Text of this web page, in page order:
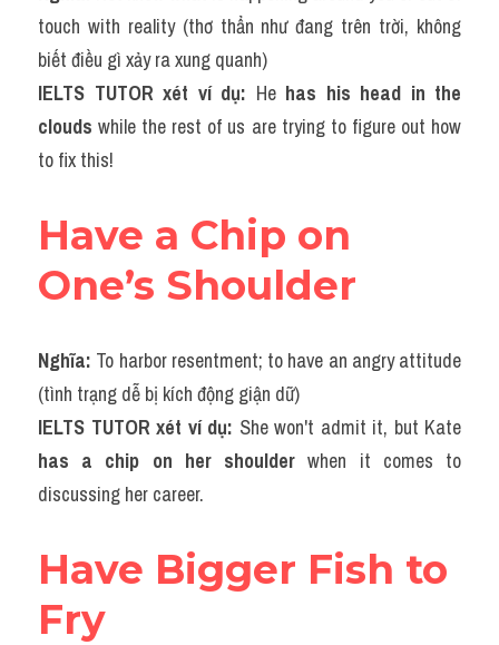
touch with reality (thơ thẩn như đang trên trời, không
biết điều gì xảy ra xung quanh)
IELTS TUTOR xét ví dụ: He has his head in the
clouds while the rest of us are trying to figure out how
to fix this!
Have a Chip on
One’s Shoulder
Nghĩa: To harbor resentment; to have an angry attitude
(tình trạng dễ bị kích động giận dữ)
IELTS TUTOR xét ví dụ:
has a chip on her shoulder when it comes to
discussing her career.
Have Bigger Fish to
Fry